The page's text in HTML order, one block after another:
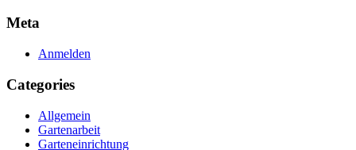
Meta
Anmelden
Categories
Allgemein
Gartenarbeit
Garteneinrichtung